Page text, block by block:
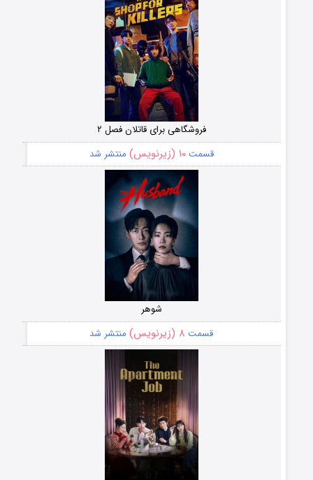
فروشگاهی برای قاتلان فصل ۲
قسمت۱۰ (زیرنویس) منتشر شد
شوهر
قسمت ۸ (زیرنویس) منتشر شد